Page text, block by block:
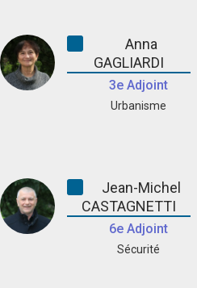
Anna
GAGLIARDI
3e Adjoint
Urbanisme
Jean-Michel
CASTAGNETTI
6e Adjoint
Sécurité